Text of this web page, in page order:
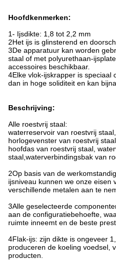
Hoofdkenmerken:
1- Ijsdikte: 1,8 tot 2,2 mm
2Het ijs is glinsterend en
3De apparatuur kan worden
staal of met polyurethaan-
accessoires beschikbaar.
4Elke vlok-ijskrapper is speciaal
dan in hoge soliditeit en kan
Beschrijving:
Alle roestvrij staal:
waterreservoir van roestvrij
horlogevenster van roestvrij
hoofdas van roestvrij staal,
staal,waterverbindingsbak van
2Op basis van de
ijsniveau kunnen we onze eisen
verschillende metalen aan te
3Alle geselecteerde
aan de configuratiebehoefte,
ruimte inneemt en de beste
4Flak-ijs: zijn dikte is ongeveer
produceren de koeling voedsel,
producten.